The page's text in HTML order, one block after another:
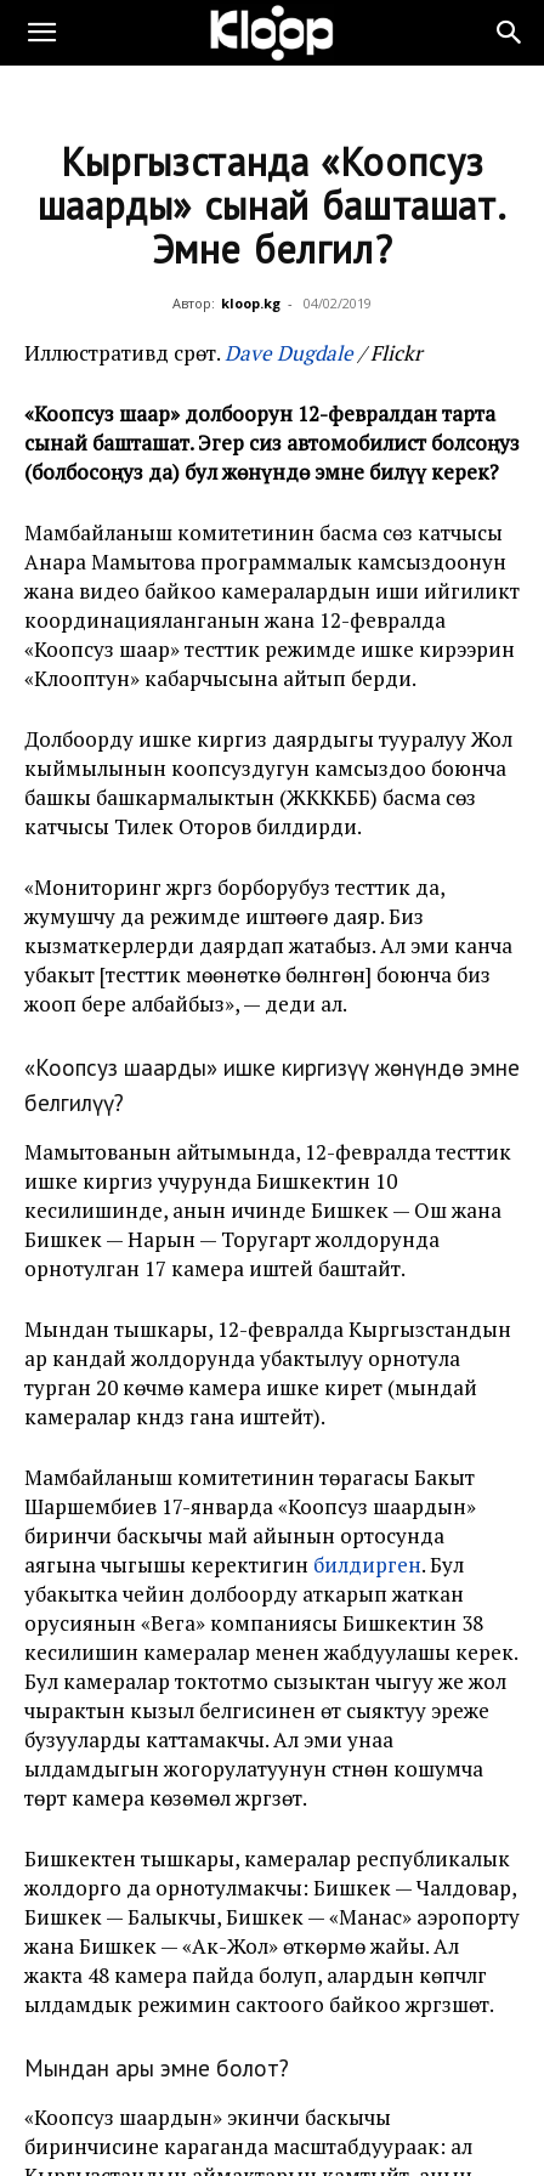
Кыргызстанда «Коопсуз
шаарды» сынай башташат.
Эмне белгилүү?
Автор: kloop.kg - 04/02/2019
Иллюстративдүү сүрөт.Dave Dugdale/ Flickr
«Коопсуз шаар» долбоорун 12-февралдан тарта
сынай башташат. Эгер сиз автомобилист болсоңуз
(болбосоңуз да) бул жөнүндө эмне билүү керек?
Мамбайланыш комитетинин басма сөз катчысы
Анара Мамытова программалык камсыздоонун
жана видео байкоо камералардын иши ийгиликтүү
координацияланганын жана 12-февралда
«Коопсуз шаар» тесттик режимде ишке кирээрин
«Клооптун» кабарчысына айтып берди.
Долбоорду ишке киргизүү даярдыгы тууралуу Жол
кыймылынын коопсуздугун камсыздоо боюнча
башкы башкармалыктын (ЖКККББ) басма сөз
катчысы Тилек Оторов билдирди.
«Мониторинг жүргүзүү борборубуз тесттик да,
жумушчу да режимде иштөөгө даяр. Биз
кызматкерлерди даярдап жатабыз. Ал эми канча
убакыт [тесттик мөөнөткө бөлүнгөнү] боюнча биз
жооп бере албайбыз», — деди ал.
«Коопсуз шаарды» ишке киргизүү жөнүндө эмне
белгилүү?
Мамытованын айтымында, 12-февралда тесттик
ишке киргизүү учурунда Бишкектин 10
кесилишинде, анын ичинде Бишкек — Ош жана
Бишкек — Нарын — Торугарт жолдорунда
орнотулган 17 камера иштей баштайт.
Мындан тышкары, 12-февралда Кыргызстандын
ар кандай жолдорунда убактылуу орнотула
турган 20 көчмө камера ишке кирет (мындай
камералар күндүз гана иштейт).
Мамбайланыш комитетинин төрагасы Бакыт
Шаршембиев 17-январда «Коопсуз шаардын»
биринчи баскычы май айынын ортосунда
аягына чыгышы керектигин билдирген. Бул
убакытка чейин долбоорду аткарып жаткан
орусиянын «Вега» компаниясы Бишкектин 38
кесилишин камералар менен жабдуулашы керек.
Бул камералар токтотмо сызыктан чыгуу же жол
чырактын кызыл белгисинен өтүү сыяктуу эреже
бузууларды каттамакчы. Ал эми унаа
ылдамдыгын жогорулатуунун үстүнөн кошумча
төрт камера көзөмөл жүргүзөт.
Бишкектен тышкары, камералар республикалык
жолдорго да орнотулмакчы: Бишкек — Чалдовар,
Бишкек — Балыкчы, Бишкек — «Манас» аэропорту
жана Бишкек — «Ак-Жол» өткөрмө жайы. Ал
жакта 48 камера пайда болуп, алардын көпчүлүгү
ылдамдык режимин сактоого байкоо жүргүзүшөт.
Мындан ары эмне болот?
«Коопсуз шаардын» экинчи баскычы
биринчисине караганда масштабдуураак: ал